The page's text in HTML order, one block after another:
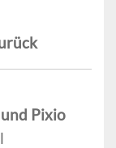
Pixio